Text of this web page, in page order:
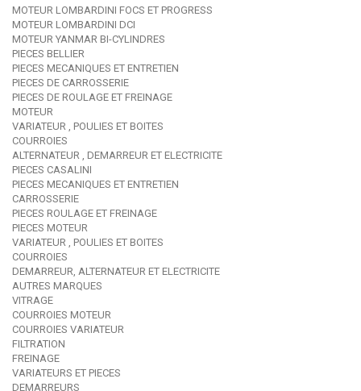
MOTEUR LOMBARDINI FOCS ET PROGRESS
MOTEUR LOMBARDINI DCI
MOTEUR YANMAR BI-CYLINDRES
PIECES BELLIER
PIECES MECANIQUES ET ENTRETIEN
PIECES DE CARROSSERIE
PIECES DE ROULAGE ET FREINAGE
MOTEUR
VARIATEUR , POULIES ET BOITES
COURROIES
ALTERNATEUR , DEMARREUR ET ELECTRICITE
PIECES CASALINI
PIECES MECANIQUES ET ENTRETIEN
CARROSSERIE
PIECES ROULAGE ET FREINAGE
PIECES MOTEUR
VARIATEUR , POULIES ET BOITES
COURROIES
DEMARREUR, ALTERNATEUR ET ELECTRICITE
AUTRES MARQUES
VITRAGE
COURROIES MOTEUR
COURROIES VARIATEUR
FILTRATION
FREINAGE
VARIATEURS ET PIECES
DEMARREURS